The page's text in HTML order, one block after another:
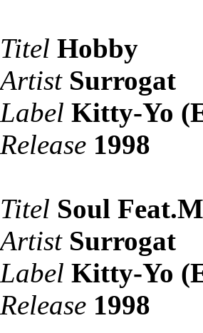
Titel Hobby
Artist Surrogat
Label Kitty-Yo
Release 1998
Titel Soul
Artist Surrogat
Label Kitty-Yo
Release 1998